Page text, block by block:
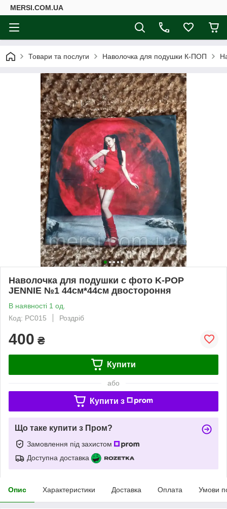
MERSI.COM.UA
Товари та послуги Наволочка для подушки К-ПОП
Наволочка для подушки с фото K-POP
JENNIE №1 44см*44см двостороння
В наявності 1 од.
Код: PC015
Роздріб
400 ₴
Купити
або
Купити з
Що таке купити з Пром?
Замовлення під захистом
Доступна доставка
Опис Характеристики Доставка Оплата Умови